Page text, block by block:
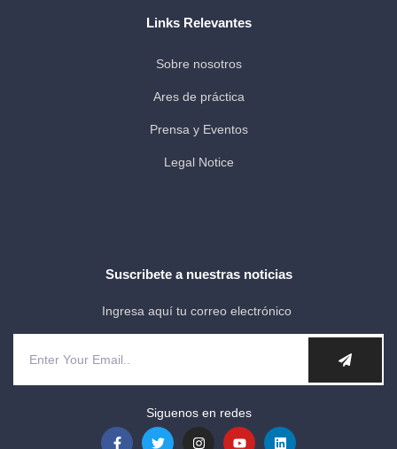
Links Relevantes
Sobre nosotros
Ares de práctica
Prensa y Eventos
Legal Notice
Suscribete a nuestras noticias
Ingresa aquí tu correo electrónico
Siguenos en redes